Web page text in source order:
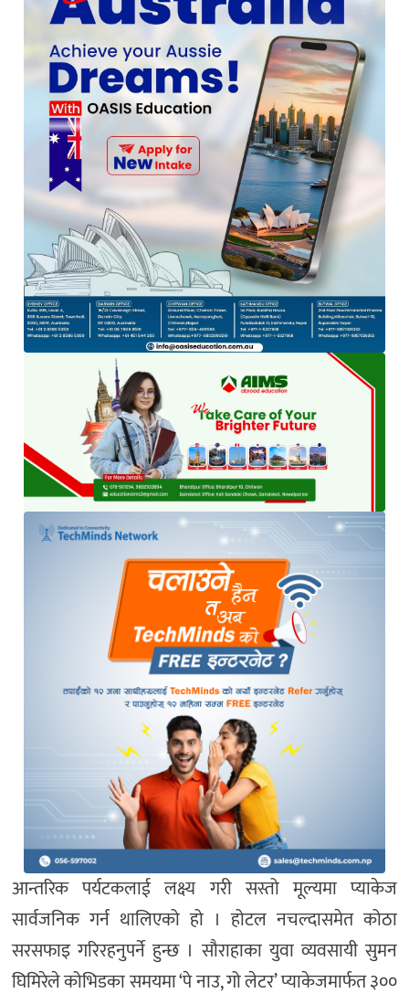
आन्तरिक पर्यटकलाई लक्ष्य गरी सस्तो मूल्यमा प्याकेज
सार्वजनिक गर्न थालिएको हो । होटल नचल्दासमेत कोठा
सरसफाइ गरिरहनुपर्ने हुन्छ । सौराहाका युवा व्यवसायी सुमन
घिमिरेले कोभिडका समयमा ‘पे नाउ, गो लेटर’ प्याकेजमार्फत ३००